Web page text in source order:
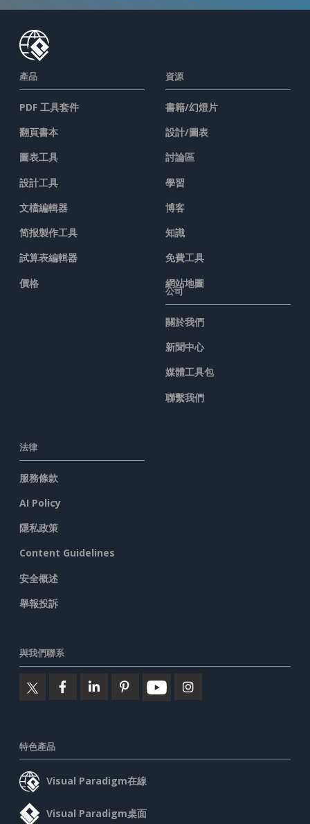
產品
PDF 工具套件
翻頁書本
圖表工具
設計工具
文檔編輯器
简报製作工具
試算表編輯器
價格
資源
書籍/幻燈片
設計/圖表
討論區
學習
博客
知識
免費工具
網站地圖
公司
關於我們
新聞中心
媒體工具包
聯繫我們
法律
服務條款
AI Policy
隱私政策
Content Guidelines
安全概述
舉報投訴
與我們聯系
特色產品
Visual Paradigm在線
Visual Paradigm桌面